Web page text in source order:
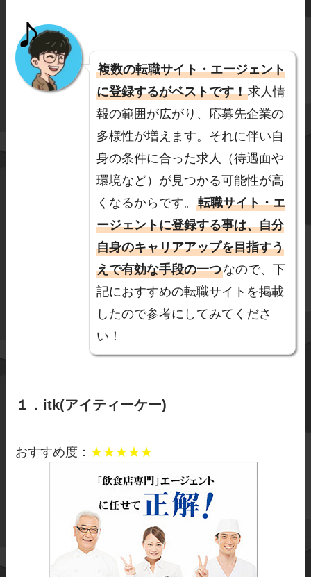
複数の転職サイト・エージェント
に登録するがベストです！求人情
報の範囲が広がり、応募先企業の
多様性が増えます。それに伴い自
身の条件に合った求人（待遇面や
環境など）が見つかる可能性が高
くなるからです。転職サイト・エ
ージェントに登録する事は、自分
自身のキャリアアップを目指すう
えで有効な手段の一つなので、下
記におすすめの転職サイトを掲載
したので参考にしてみてくださ
い！
１． itk(アイティーケー)
おすすめ度： ★★★★★